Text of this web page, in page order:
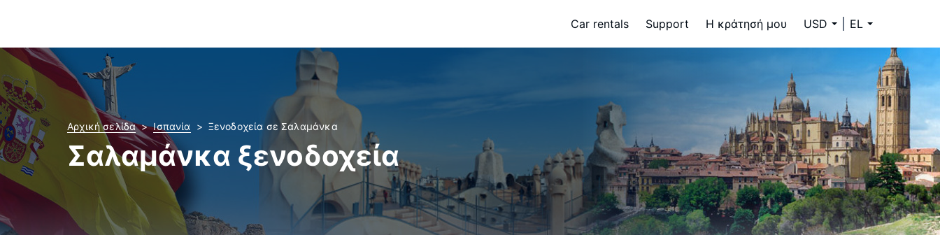
Car rentals Support Η κράτησή μου USD EL
Αρχική σελίδα Ισπανία Ξενοδοχεία σε Σαλαμάνκα
Σαλαμάνκα ξενοδοχεία